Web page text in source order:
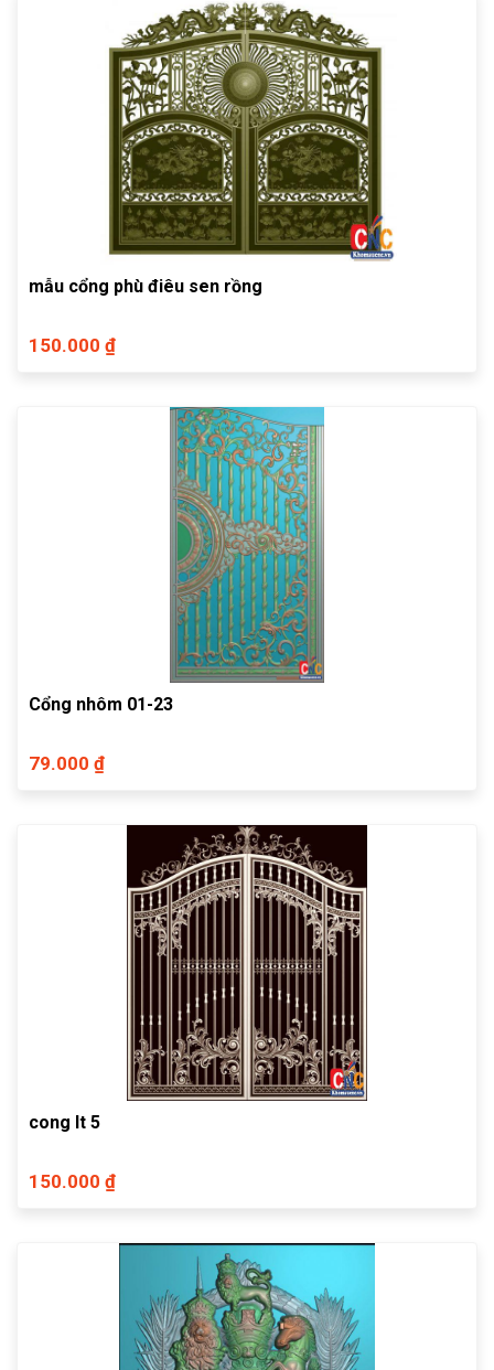
mẫu cổng phù điêu sen rồng
150.000 ₫
Cổng nhôm 01-23
79.000 ₫
cong lt 5
150.000 ₫